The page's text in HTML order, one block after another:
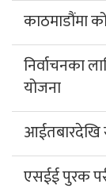
काठमाडौंमा
निर्वाचनका
योजना
आईतबारदेखि
एसईई पुरक